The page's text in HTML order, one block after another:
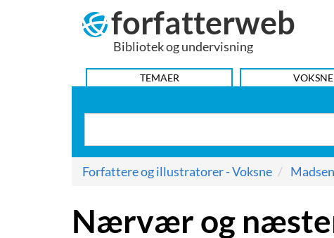
forfatterweb
Bibliotek og undervisning
HOVEDMENU
TEMAER VOKSNE
Forfattere og illustratorer - Voksne
Nærvær og